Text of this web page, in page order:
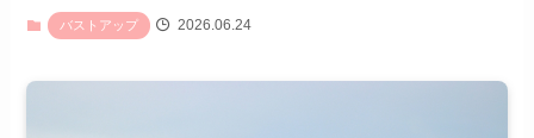
バストアップ 2026.06.24